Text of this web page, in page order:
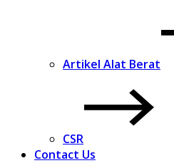
Artikel Alat Berat
CSR
Contact Us